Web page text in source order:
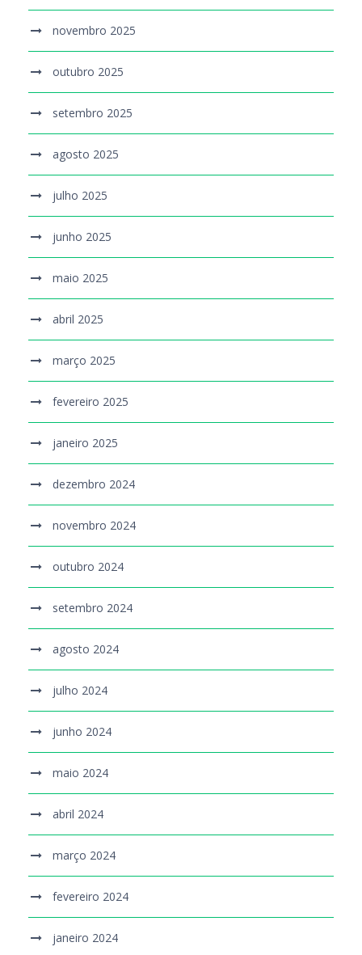
novembro 2025
outubro 2025
setembro 2025
agosto 2025
julho 2025
junho 2025
maio 2025
abril 2025
março 2025
fevereiro 2025
janeiro 2025
dezembro 2024
novembro 2024
outubro 2024
setembro 2024
agosto 2024
julho 2024
junho 2024
maio 2024
abril 2024
março 2024
fevereiro 2024
janeiro 2024